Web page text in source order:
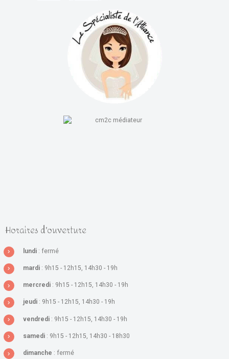
Horaires d'ouverture
lundi : fermé
mardi : 9h15 - 12h15, 14h30 - 19h
mercredi : 9h15 - 12h15, 14h30 - 19h
jeudi : 9h15 - 12h15, 14h30 - 19h
vendredi : 9h15 - 12h15, 14h30 - 19h
samedi : 9h15 - 12h15, 14h30 - 18h30
dimanche : fermé